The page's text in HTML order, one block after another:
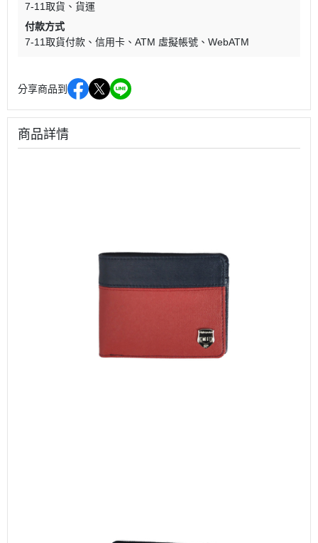
7-11取貨
貨運
付款方式
7-11取貨付款
信用卡 ATM 虛擬帳號 WebATM
分享商品到
商品詳情